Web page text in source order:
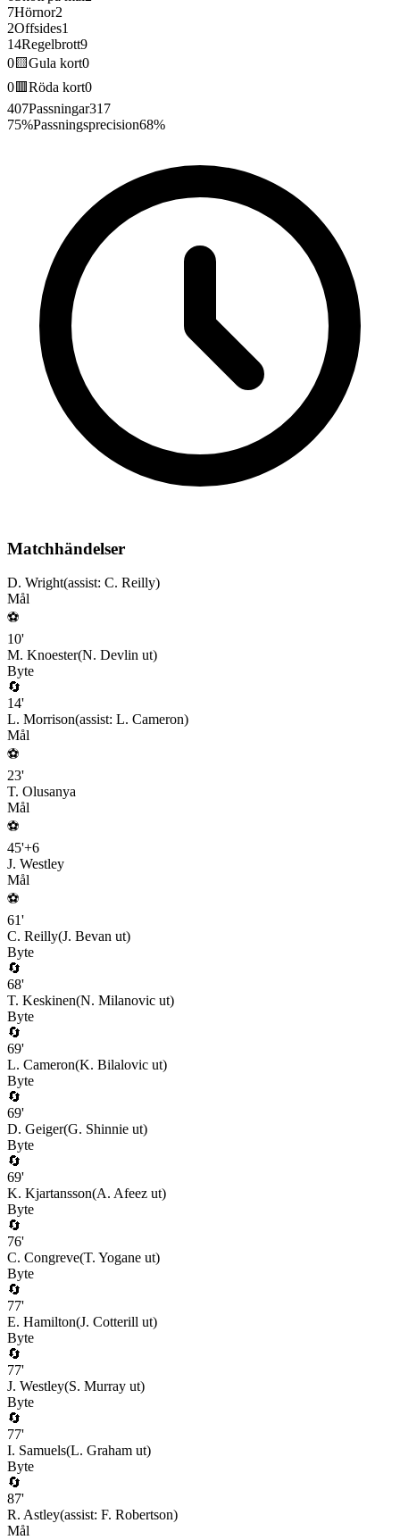
7Hörnor2
2Offsides1
14Regelbrott9
0🟨Gula kort0
0🟥Röda kort0
407Passningar317
75%Passningsprecision68%
Matchhändelser
D. Wright(assist: C. Reilly)
Mål
⚽
10'
M. Knoester(N. Devlin ut)
Byte
🔄
14'
L. Morrison(assist: L. Cameron)
Mål
⚽
23'
T. Olusanya
Mål
⚽
45'+6
J. Westley
Mål
⚽
61'
C. Reilly(J. Bevan ut)
Byte
🔄
68'
T. Keskinen(N. Milanovic ut)
Byte
🔄
69'
L. Cameron(K. Bilalovic ut)
Byte
🔄
69'
D. Geiger(G. Shinnie ut)
Byte
🔄
69'
K. Kjartansson(A. Afeez ut)
Byte
🔄
76'
C. Congreve(T. Yogane ut)
Byte
🔄
77'
E. Hamilton(J. Cotterill ut)
Byte
🔄
77'
J. Westley(S. Murray ut)
Byte
🔄
77'
I. Samuels(L. Graham ut)
Byte
🔄
87'
R. Astley(assist: F. Robertson)
Mål